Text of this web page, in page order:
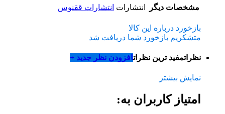
مشخصات دیگر انتشارات انتشارات ققنوس
بازخورد درباره این کالا
متشکریم بازخورد شما دریافت شد
نظراتمفید ترین نظراتافزودن نظر جدید +
نمایش بیشتر
امتیاز کاربران به: